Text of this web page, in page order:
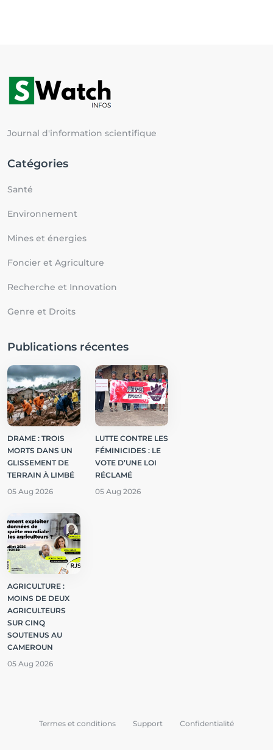
Journal d'information scientifique
Catégories
Santé
Environnement
Mines et énergies
Foncier et Agriculture
Recherche et Innovation
Genre et Droits
Publications récentes
DRAME : TROIS
MORTS DANS UN
GLISSEMENT DE
TERRAIN À LIMBÉ
05 Aug 2026
LUTTE CONTRE LES
FÉMINICIDES : LE
VOTE D’UNE LOI
RÉCLAMÉ
05 Aug 2026
AGRICULTURE :
MOINS DE DEUX
AGRICULTEURS
SUR CINQ
SOUTENUS AU
CAMEROUN
05 Aug 2026
Termes et conditions Support Confidentialité